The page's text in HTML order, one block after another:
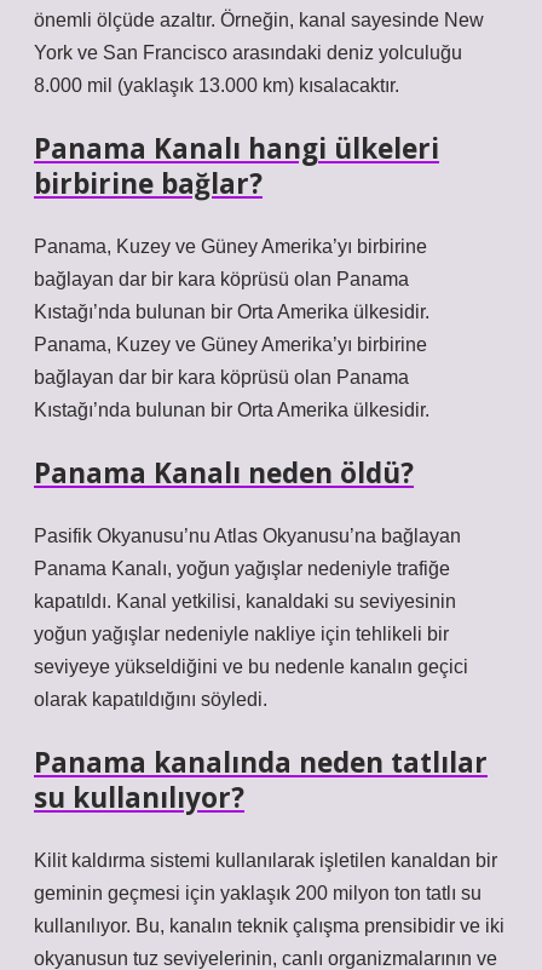
önemli ölçüde azaltır. Örneğin, kanal sayesinde New
York ve San Francisco arasındaki deniz yolculuğu
8.000 mil (yaklaşık 13.000 km) kısalacaktır.
Panama Kanalı hangi ülkeleri
birbirine bağlar?
Panama, Kuzey ve Güney Amerika’yı birbirine
bağlayan dar bir kara köprüsü olan Panama
Kıstağı’nda bulunan bir Orta Amerika ülkesidir.
Panama, Kuzey ve Güney Amerika’yı birbirine
bağlayan dar bir kara köprüsü olan Panama
Kıstağı’nda bulunan bir Orta Amerika ülkesidir.
Panama Kanalı neden öldü?
Pasifik Okyanusu’nu Atlas Okyanusu’na bağlayan
Panama Kanalı, yoğun yağışlar nedeniyle trafiğe
kapatıldı. Kanal yetkilisi, kanaldaki su seviyesinin
yoğun yağışlar nedeniyle nakliye için tehlikeli bir
seviyeye yükseldiğini ve bu nedenle kanalın geçici
olarak kapatıldığını söyledi.
Panama kanalında neden tatlılar
su kullanılıyor?
Kilit kaldırma sistemi kullanılarak işletilen kanaldan bir
geminin geçmesi için yaklaşık 200 milyon ton tatlı su
kullanılıyor. Bu, kanalın teknik çalışma prensibidir ve iki
okyanusun tuz seviyelerinin, canlı organizmalarının ve